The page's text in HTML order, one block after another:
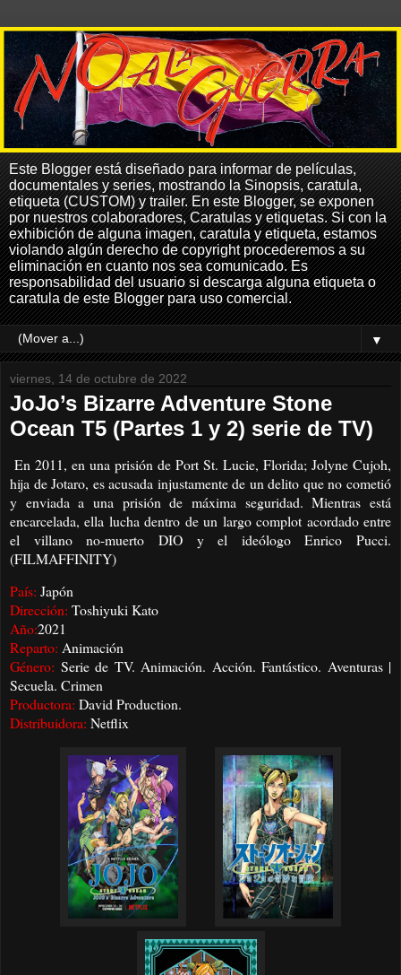
Este Blogger está diseñado para informar de películas,
documentales y series, mostrando la Sinopsis, caratula,
etiqueta (CUSTOM) y trailer. En este Blogger, se exponen
por nuestros colaboradores, Caratulas y etiquetas. Si con la
exhibición de alguna imagen, caratula y etiqueta, estamos
violando algún derecho de copyright procederemos a su
eliminación en cuanto nos sea comunicado. Es
responsabilidad del usuario si descarga alguna etiqueta o
caratula de este Blogger para uso comercial.
▼
viernes, 14 de octubre de 2022
JoJo’s Bizarre Adventure Stone
Ocean T5 (Partes 1 y 2) serie de TV)
En 2011, en una prisión de Port St. Lucie, Florida; Jolyne Cujoh,
hija de Jotaro, es acusada injustamente de un delito que no cometió
y enviada a una prisión de máxima seguridad. Mientras está
encarcelada, ella lucha dentro de un largo complot acordado entre
el villano no-muerto DIO y el ideólogo Enrico Pucci.
(FILMAFFINITY)
País: Japón
Dirección: Toshiyuki Kato
Año:2021
Reparto: Animación
Género: Serie de TV. Animación. Acción. Fantástico. Aventuras |
Secuela. Crimen
Productora: David Production.
Distribuidora: Netflix